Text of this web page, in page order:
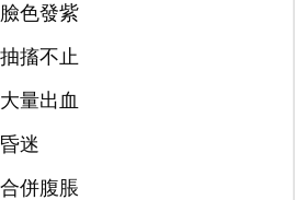
色發紫
搐不止
量出血
迷
併腹脹